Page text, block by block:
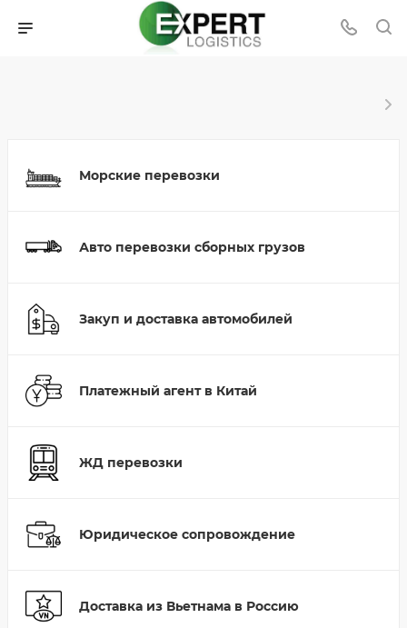
Морские перевозки
Авто перевозки сборных грузов
Закуп и доставка автомобилей
Платежный агент в Китай
ЖД перевозки
Юридическое сопровождение
Доставка из Вьетнама в Россию